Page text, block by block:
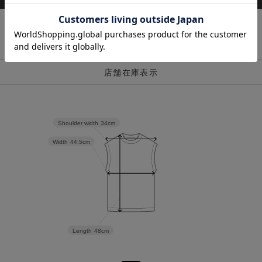
店舗在庫表示
Length 48cm
Width 44.5cm
Shoulder width 34cm